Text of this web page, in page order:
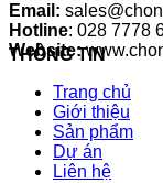
Email:
Hotline: 028 7778
Website:
THÔNG TIN
Trang chủ
Giới thiệu
Sản phẩm
Dự án
Liên hệ